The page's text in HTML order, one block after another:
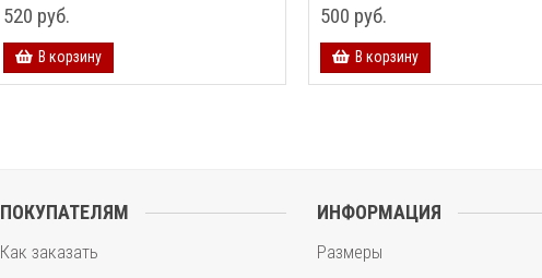
520 руб.
В корзину
500 руб.
В корзину
ПОКУПАТЕЛЯМ
Как заказать
ИНФОРМАЦИЯ
Размеры